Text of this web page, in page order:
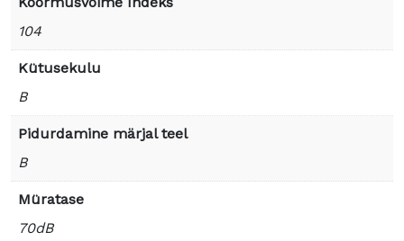
104
Kütusekulu
B
Pidurdamine märjal teel
B
Müratase
70dB